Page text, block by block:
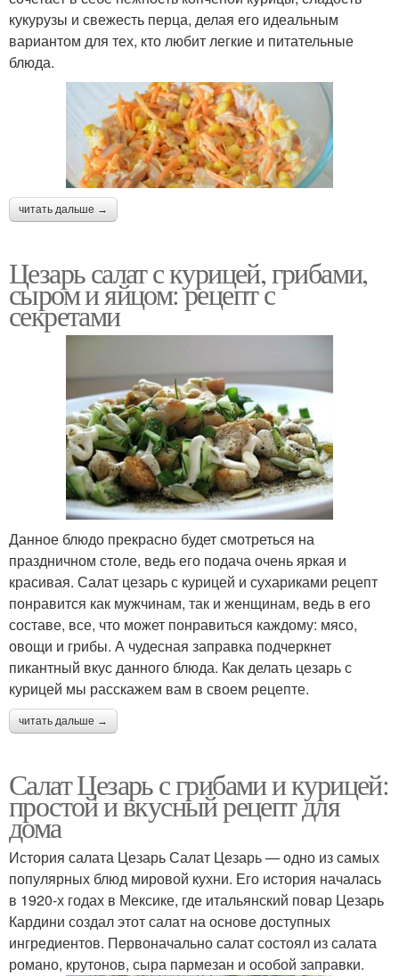
кукурузы и свежесть перца, делая его идеальным
вариантом для тех, кто любит легкие и питательные
блюда.
читать дальше →
Цезарь салат с курицей, грибами,
сыром и яйцом: рецепт с
секретами
Данное блюдо прекрасно будет смотреться на
праздничном столе, ведь его подача очень яркая и
красивая. Салат цезарь с курицей и сухариками рецепт
понравится как мужчинам, так и женщинам, ведь в его
составе, все, что может понравиться каждому: мясо,
овощи и грибы. А чудесная заправка подчеркнет
пикантный вкус данного блюда. Как делать цезарь с
курицей мы расскажем вам в своем рецепте.
читать дальше →
Салат Цезарь с грибами и курицей:
простой и вкусный рецепт для
дома
История салата Цезарь Салат Цезарь — одно из самых
популярных блюд мировой кухни. Его история началась
в 1920-х годах в Мексике, где итальянский повар Цезарь
Кардини создал этот салат на основе доступных
ингредиентов. Первоначально салат состоял из салата
романо, крутонов, сыра пармезан и особой заправки.